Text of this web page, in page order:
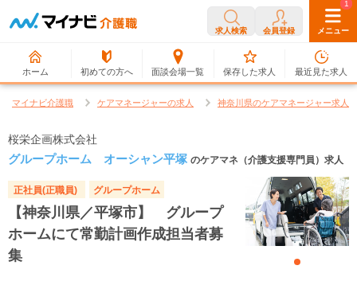
求人検索 会員登録 メニュー
ホーム 初めての方へ 面談会場一覧
0
保存した求人
1
最近見た求人
マイナビ介護職 ケアマネージャーの求人 神奈川県のケアマネージャー求人
桜栄企画株式会社
グループホーム オーシャン平塚 のケアマネ（介護支援専門員）求人
正社員(正職員) グループホーム
【神奈川県／平塚市】 グループ
ホームにて常勤計画作成担当者募
集